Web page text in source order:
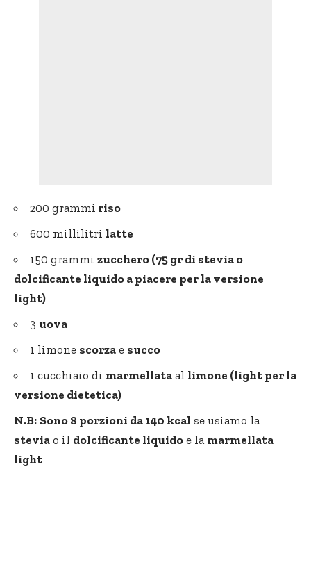
200 grammi riso
600 millilitri latte
150 grammi zucchero (75 gr di stevia o
dolcificante liquido a piacere per la versione
light)
3 uova
1 limone scorza e succo
1 cucchiaio di marmellata al limone (light per la
versione dietetica)
N.B: Sono 8 porzioni da 140 kcal se usiamo la
stevia o il dolcificante liquido e la marmellata
light